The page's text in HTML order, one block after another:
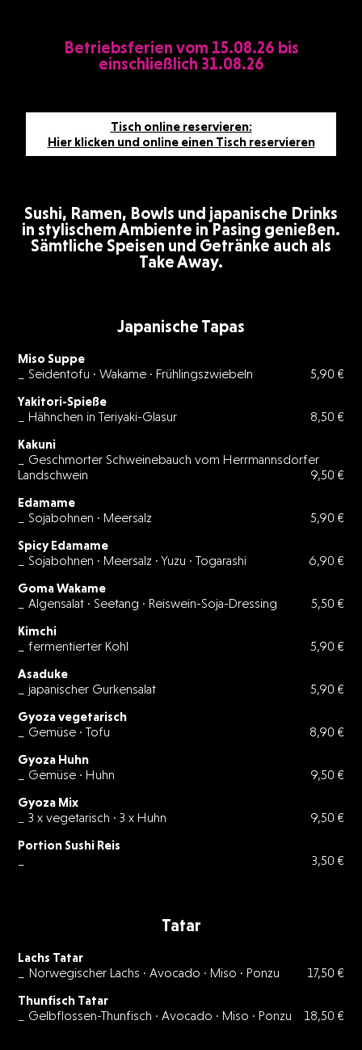
Betriebsferien vom 15.08.26 bis
einschließlich 31.08.26
Tisch online reservieren:
Hier klicken und online einen Tisch reservieren
Sushi, Ramen, Bowls und japanische Drinks
in stylischem Ambiente in Pasing genießen.
Sämtliche Speisen und Getränke auch als
Take Away.
Japanische Tapas
Miso Suppe
_ Seidentofu · Wakame · Frühlingszwiebeln
5,90 €
Yakitori-Spieße
_ Hähnchen in Teriyaki-Glasur
8,50 €
Kakuni
_ Geschmorter Schweinebauch vom Herrmannsdorfer
Landschwein
9,50 €
Edamame
_ Sojabohnen · Meersalz
5,90 €
Spicy Edamame
_ Sojabohnen · Meersalz · Yuzu · Togarashi
6,90 €
Goma Wakame
_ Algensalat · Seetang · Reiswein-Soja-Dressing
5,50 €
Kimchi
_ fermentierter Kohl
5,90 €
Asaduke
_ japanischer Gurkensalat
5,90 €
Gyoza vegetarisch
_ Gemüse · Tofu
8,90 €
Gyoza Huhn
_ Gemüse · Huhn
9,50 €
Gyoza Mix
_ 3 x vegetarisch · 3 x Huhn
9,50 €
Portion Sushi Reis
3,50 €
Tatar
Lachs Tatar
_ Norwegischer Lachs · Avocado · Miso · Ponzu
17,50 €
Thunfisch Tatar
_ Gelbflossen-Thunfisch · Avocado · Miso · Ponzu
18,50 €